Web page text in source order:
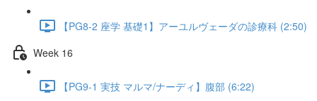
【PG8-2 座学 基礎1】アーユルヴェーダの診療科 (2:50)
Week 16
【PG9-1 実技 マルマ/ナーディ】腹部 (6:22)